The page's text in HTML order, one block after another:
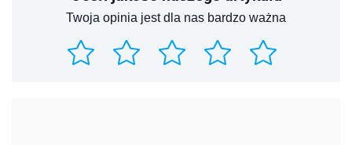
Twoja opinia jest dla nas bardzo ważna